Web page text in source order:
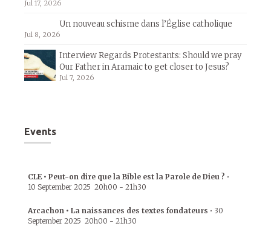
Jul 17, 2026
Un nouveau schisme dans l’Église catholique
Jul 8, 2026
Interview Regards Protestants: Should we pray
Our Father in Aramaic to get closer to Jesus?
Jul 7, 2026
Events
CLE • Peut-on dire que la Bible est la Parole de Dieu ? •
10 September 2025 20h00 - 21h30
Arcachon • La naissances des textes fondateurs • 30
September 2025 20h00 - 21h30